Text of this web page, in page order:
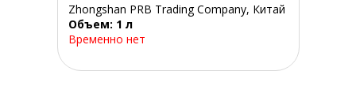
Zhongshan PRB Trading Company, Китай
Объем: 1 л
Временно нет